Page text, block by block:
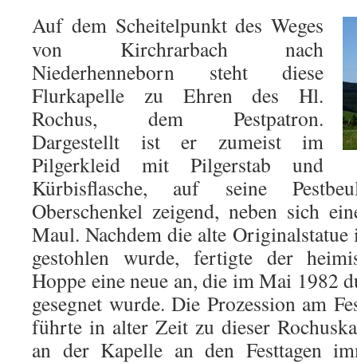
Auf dem Scheitelpunkt des Weges
von Kirchrarbach nach
Niederhenneborn steht diese
Flurkapelle zu Ehren des Hl.
Rochus, dem Pestpatron.
Dargestellt ist er zumeist im
Pilgerkleid mit Pilgerstab und
Kürbisflasche, auf seine
Oberschenkel zeigend, neben sich
Maul. Nachdem die alte Originalstatue
gestohlen wurde, fertigte der
Hoppe eine neue an, die im Mai 1982
gesegnet wurde. Die Prozession am
führte in alter Zeit zu dieser
an der Kapelle an den Festtagen